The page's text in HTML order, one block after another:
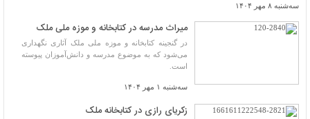
سه‌شنبه ۸ مهر ۱۴۰۴
میراث مدرسه در کتابخانه و موزه ملی ملک
در گنجینه کتابخانه و موزه ملی ملک آثاری نگهداری
می‌شود که به موضوع مدرسه و دانش‌آموزان پیوسته
است.
سه‌شنبه ۱ مهر ۱۴۰۴
زکریای رازی در کتابخانه ملک